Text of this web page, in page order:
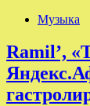
Музыка
Ramil’,